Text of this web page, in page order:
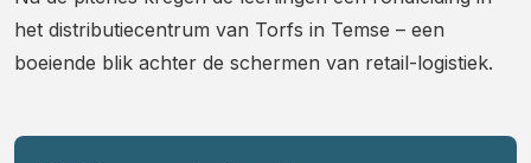
het distributiecentrum van Torfs in Temse – een
boeiende blik achter de schermen van retail-logistiek.